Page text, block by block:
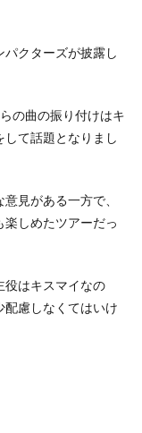
クターズが披露し
の曲の振り付けはキ
て話題となりまし
見がある一方で、
しめたツアーだっ
役はキスマイなの
配慮しなくてはいけ